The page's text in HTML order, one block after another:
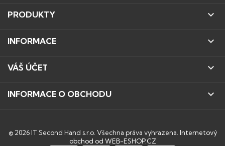
PRODUKTY 
INFORMACE 
VÁŠ ÚČET 
INFORMACE O OBCHODU 
© 2026 IT Second Hand s.r.o. Všechna práva vyhrazena. Internetový
obchod od WEB-ESHOP.CZ